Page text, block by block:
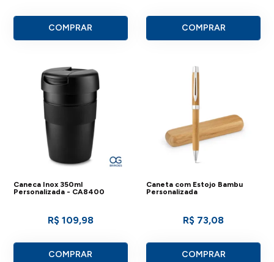
COMPRAR COMPRAR
Caneca Inox 350ml
Personalizada - CA8400
R$ 109,98
COMPRAR
Caneta com Estojo Bambu
Personalizada
R$ 73,08
COMPRAR